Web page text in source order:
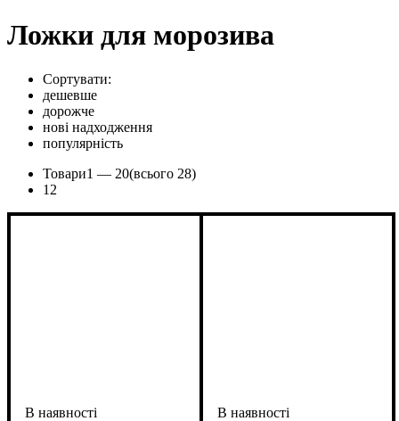
Ложки для морозива
Сортувати:
дешевше
дорожче
нові надходження
популярність
Товари1 — 20(всього 28)
1 2